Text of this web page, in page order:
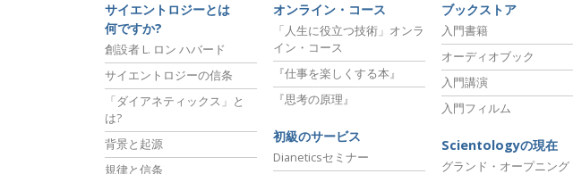
サイエントロジーとは
何ですか?
創設者 L. ロン ハバード
サイエントロジーの信条
「ダイアネティックス」と
は?
背景と起源
規律と信条
オンライン・コース
「人生に役立つ技術」オンラ
イン・コース
『仕事を楽しくする本』
『思考の原理』
初級のサービス
Dianeticsセミナー
ブックストア
入門書籍
オーディオブック
入門講演
入門フィルム
Scientologyの現在
グランド・オープニング